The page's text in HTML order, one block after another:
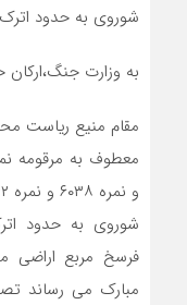
شوروی به حدود اترک
به وزارت جنگ،ارکان
مقام منیع ریاست
شوروی به حدود
فرسخ مربع اراضی
مبارک می رساند